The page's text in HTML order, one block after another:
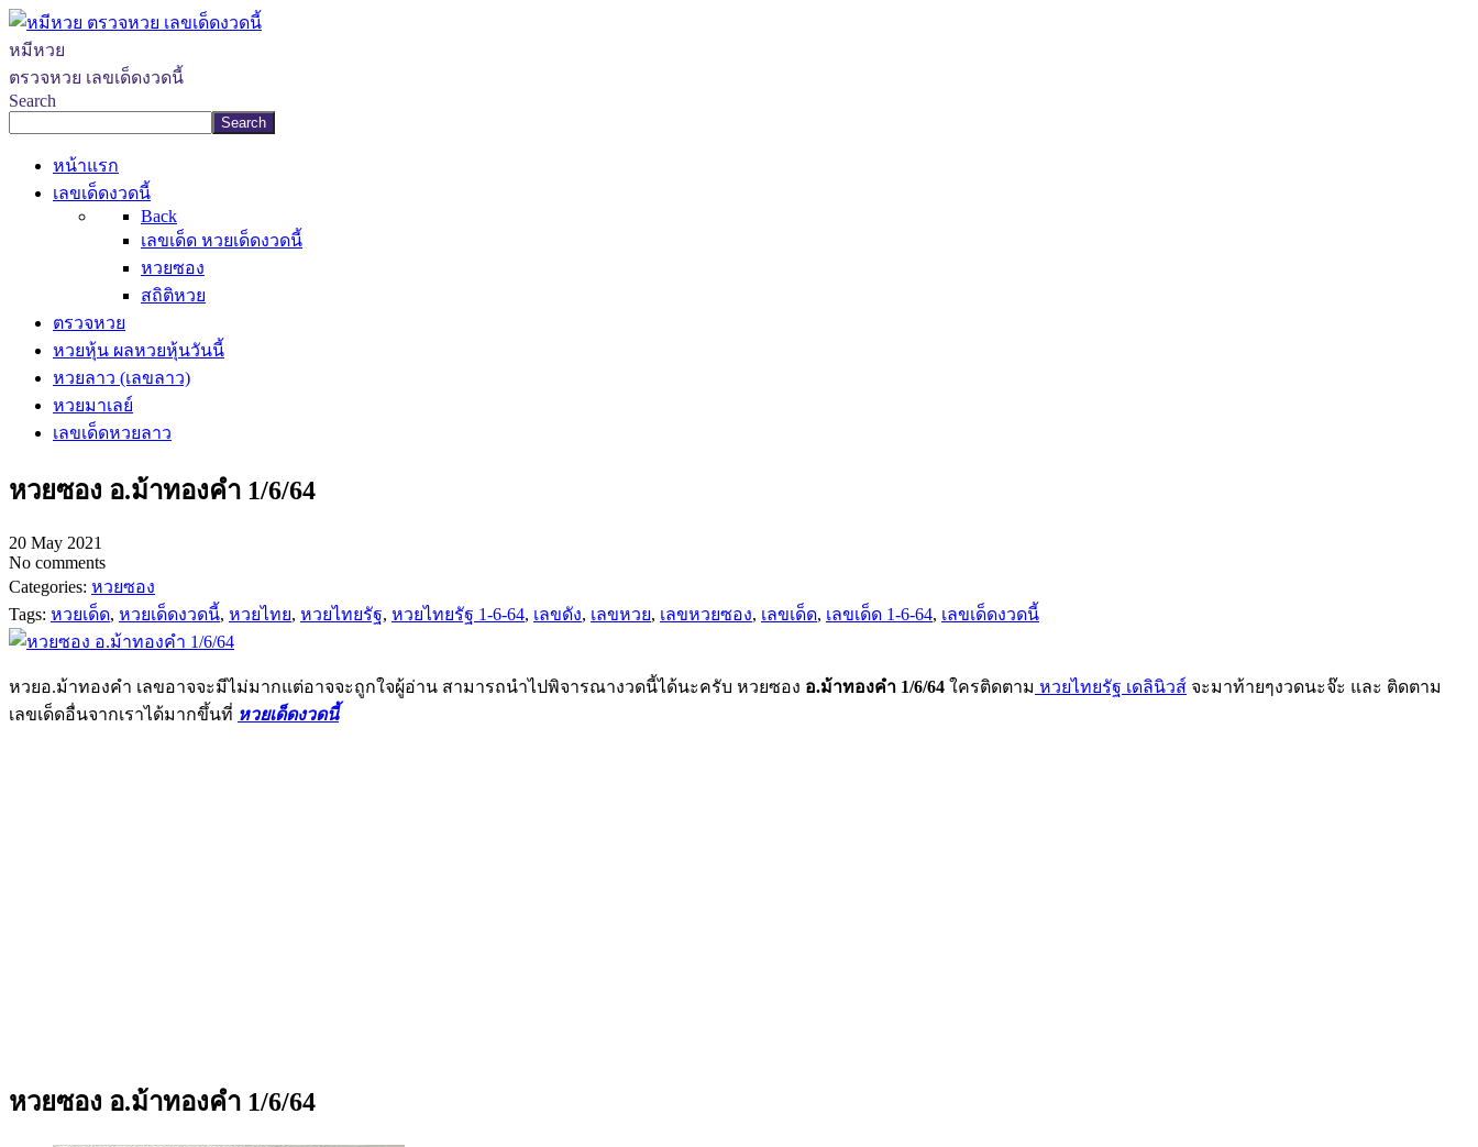
หมีหวย
ตรวจหวย เลขเด็ดงวดนี้
Search
Search
หน้าแรก
เลขเด็ดงวดนี้
Back
เลขเด็ด หวยเด็ดงวดนี้
หวยซอง
สถิติหวย
ตรวจหวย
หวยหุ้น ผลหวยหุ้นวันนี้
หวยลาว (เลขลาว)
หวยมาเลย์
เลขเด็ดหวยลาว
หวยซอง อ.ม้าทองคำ 1/6/64
20 May 2021
No comments
Categories: หวยซอง
Tags: หวยเด็ด, หวยเด็ดงวดนี้, หวยไทย, หวยไทยรัฐ, หวยไทยรัฐ 1-6-64, เลขดัง, เลขหวย, เลขหวยซอง, เลขเด็ด, เลขเด็ด 1-6-64, เลขเด็ดงวดนี้
หวยอ.ม้าทองคำ เลขอาจจะมีไม่มากแต่อาจจะถูกใจผู้อ่าน สามารถนำไปพิจารณางวดนี้ได้นะครับ หวยซอง อ.ม้าทองคำ 1/6/64 ใครติดตาม หวยไทยรัฐ เดลินิวส์ จะมาท้ายๆงวดนะจ๊ะ และ ติดตาม
เลขเด็ดอื่นจากเราได้มากขึ้นที่ หวยเด็ดงวดนี้
หวยซอง อ.ม้าทองคำ 1/6/64